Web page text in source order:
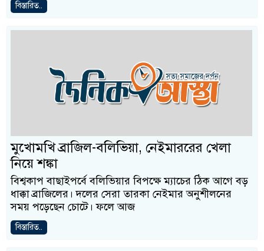
বিস্তারিত..
মুখোমখি ব্রাজিল-বলিভিয়া, নেইমাররের খেলা
নিয়ে শঙ্কা
বিশ্বকাপ বাছাইপর্বে বলিভিয়ার বিপক্ষে ম্যাচের ঠিক আগে বড়
ধাক্কা ব্রাজিলের। দলের সেরা তারকা নেইমার অনুশীলনের
সময় পড়েছেন চোটে। ফলে আজ
বিস্তারিত..